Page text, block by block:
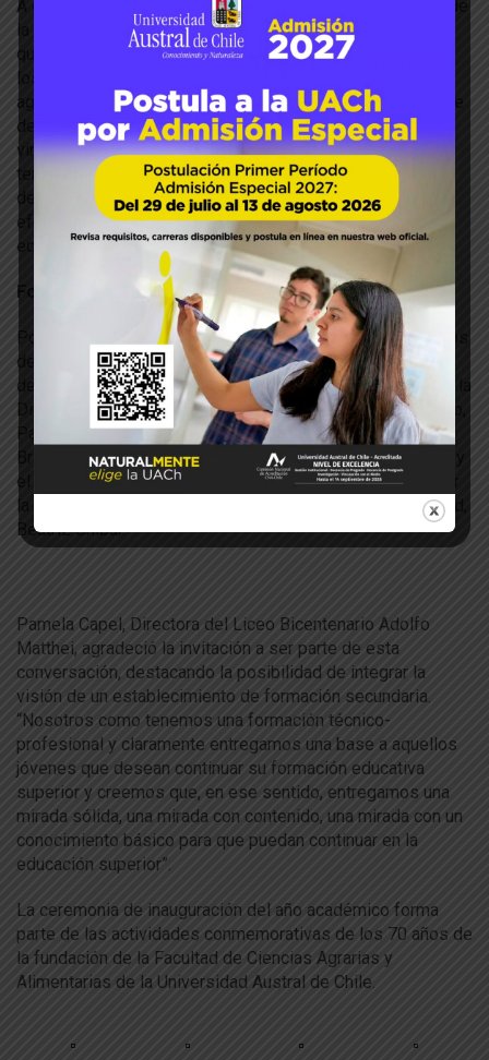
A ello se agrega, dijo, el desafío que existe en el ámbito de
la sustentabilidad”, necesitamos un desarrollo productivo
que impacte lo menos posible sobre el medio ambiente y
agricultura y una producción de alimentos que se preocupe
de la nutrición, de la salud, por lo tanto, tenemos que
vincular la producción de alimentos a la salud, y luego
tenemos que vincular el desarrollo de la agricultura al
desarrollo de las comunidades locales porque
efectivamente no hay desarrollo estable sin inclusión y
equidad social”, recalcó Furche.
Formación de profesionales
Posteriormente se realizó un conversatorio que analizó los
desafíos de la educación técnica y profesional para el
desarrollo de la agricultura chilena, con la participación de la
Directora del Liceo Bicentenario Adolfo Matthei de Osorno,
Pamela Capel, los Directores de Agronomía, Dra. Silvana
Bravo y de Ingeniería en Alimentos Dr. Kong Shun Ah-Hen y
el ex Ministro Carlos Furche. Este panel fue moderado por
la Coordinadora de Vinculación con el Medio de la Facultad,
Beatriz Shibar.
Pamela Capel, Directora del Liceo Bicentenario Adolfo
Matthei, agradeció la invitación a ser parte de esta
conversación, destacando la posibilidad de integrar la
visión de un establecimiento de formación secundaria.
“Nosotros como tenemos una formación técnico-
profesional y claramente entregamos una base a aquellos
jóvenes que desean continuar su formación educativa
superior y creemos que, en ese sentido, entregamos una
mirada sólida, una mirada con contenido, una mirada con un
conocimiento básico para que puedan continuar en la
educación superior”.
La ceremonia de inauguración del año académico forma
parte de las actividades conmemorativas de los 70 años de
la fundación de la Facultad de Ciencias Agrarias y
Alimentarias de la Universidad Austral de Chile.